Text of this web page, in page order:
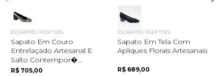
ESCARPINS / PEEP TOES
Sapato Em Couro
Entrelaçado Artesanal E
Salto Contempor�...
R$ 705,00
ESCARPINS / PEEP TOES
Sapato Em Tela Com
Apliques Florais Artesanais
R$ 689,00